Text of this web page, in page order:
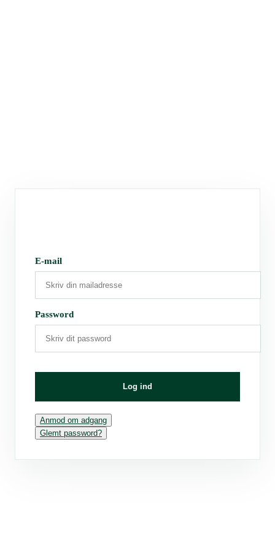
E-mail
Password
Log ind
Anmod om adgang
Glemt password?